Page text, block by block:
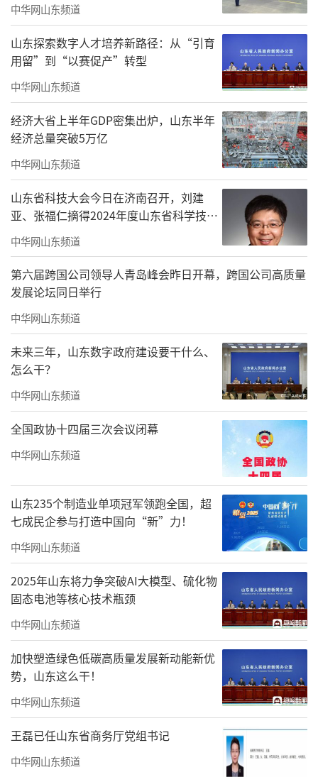
开局即决战，起步即冲刺。绿地泉八城各
项目在集团的坚强领导下，充分抢抓新春佳
节，发挥营销先锋作用，咬定目标，毫不停
歇。济南绿地国际城和绿地华彤苑等项目坚持
召开每日早会，宣贯指标情况与完成进度，假
期全力冲刺指标；泰安绿地·蔚蓝城营销团队
以饱满的热情为打响牛年营销开局战奋斗不
息，美好生活服务顾问借助丰富活动邀约客
户，并提供温情贴心的服务；菏泽绿地新都汇
营销团队为抢抓返乡置业，始终坚持以客户为
中心的原则，为到访客户匹配符合其需求的居
中华网山东频道
山东探索数字人才培养新路径：从“引育
用留”到“以赛促产”转型
中华网山东频道
经济大省上半年GDP密集出炉，山东半年
经济总量突破5万亿
中华网山东频道
山东省科技大会今日在济南召开，刘建
亚、张福仁摘得2024年度山东省科学技术
奖最高奖！
中华网山东频道
第六届跨国公司领导人青岛峰会昨日开幕，跨国公司高质量
发展论坛同日举行
中华网山东频道
未来三年，山东数字政府建设要干什么、
怎么干？
中华网山东频道
全国政协十四届三次会议闭幕
中华网山东频道
山东235个制造业单项冠军领跑全国，超
七成民企参与打造中国向“新”力！
中华网山东频道
2025年山东将力争突破AI大模型、硫化物
固态电池等核心技术瓶颈
中华网山东频道
加快塑造绿色低碳高质量发展新动能新优
势，山东这么干！
中华网山东频道
王磊已任山东省商务厅党组书记
中华网山东频道